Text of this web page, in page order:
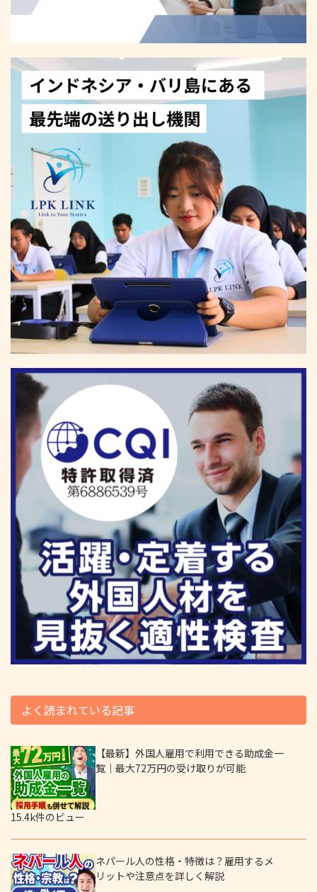
よく読まれている記事
【最新】外国人雇用で利用できる助成金一
覧｜最大72万円の受け取りが可能
15.4k件のビュー
ネパール人の性格・特徴は？雇用するメ
リットや注意点を詳しく解説